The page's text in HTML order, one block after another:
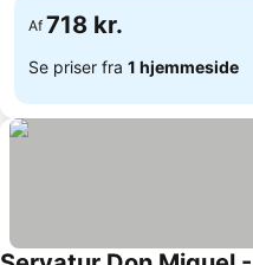
Af 718 kr.
Se priser fra 1 hjemmeside